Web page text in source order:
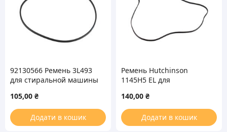
92130566 Ремень 3L493
для стиральной машины
105,00 ₴
Додати в кошик
Ремень Hutchinson
1145H5 EL для
140,00 ₴
Додати в кошик